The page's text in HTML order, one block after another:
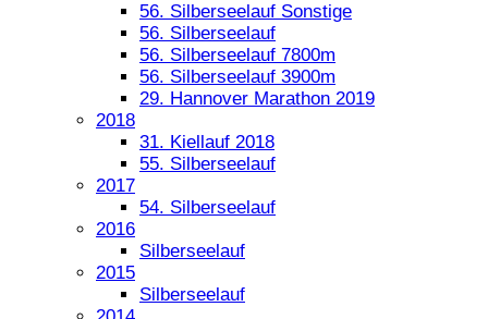
56. Silberseelauf Sonstige
56. Silberseelauf
56. Silberseelauf 7800m
56. Silberseelauf 3900m
29. Hannover Marathon 2019
2018
31. Kiellauf 2018
55. Silberseelauf
2017
54. Silberseelauf
2016
Silberseelauf
2015
Silberseelauf